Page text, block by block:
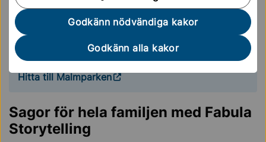
Godkänn nödvändiga kakor
Godkänn alla kakor
Hitta till Rotebro torg
Hitta till Edsbergs torg
Hitta till Malmparken
Sagor för hela familjen med Fabula
Storytelling